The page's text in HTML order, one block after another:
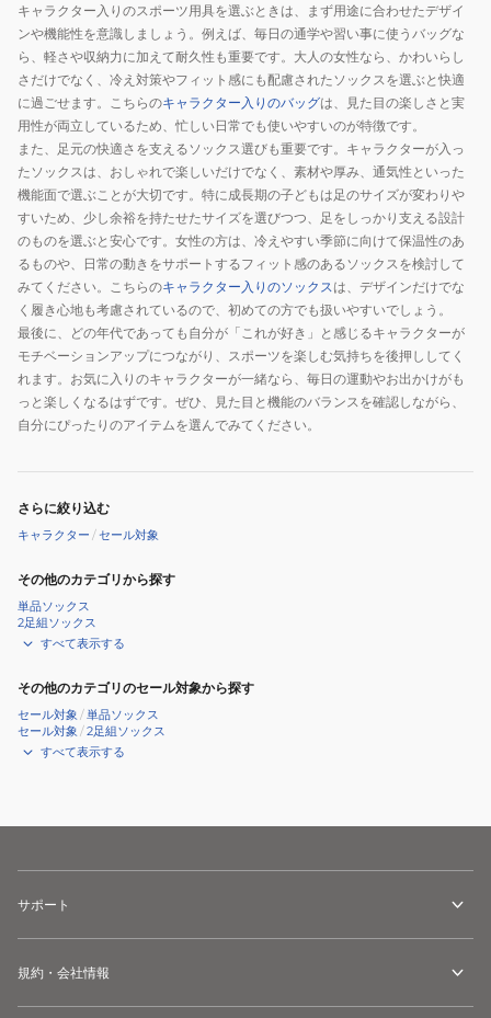
キャラクター入りのスポーツ用具を選ぶときは、まず用途に合わせたデザイ
ンや機能性を意識しましょう。例えば、毎日の通学や習い事に使うバッグな
ら、軽さや収納力に加えて耐久性も重要です。大人の女性なら、かわいらし
さだけでなく、冷え対策やフィット感にも配慮されたソックスを選ぶと快適
に過ごせます。こちらのキャラクター入りのバッグは、見た目の楽しさと実
用性が両立しているため、忙しい日常でも使いやすいのが特徴です。
また、足元の快適さを支えるソックス選びも重要です。キャラクターが入っ
たソックスは、おしゃれで楽しいだけでなく、素材や厚み、通気性といった
機能面で選ぶことが大切です。特に成長期の子どもは足のサイズが変わりや
すいため、少し余裕を持たせたサイズを選びつつ、足をしっかり支える設計
のものを選ぶと安心です。女性の方は、冷えやすい季節に向けて保温性のあ
るものや、日常の動きをサポートするフィット感のあるソックスを検討して
みてください。こちらのキャラクター入りのソックスは、デザインだけでな
く履き心地も考慮されているので、初めての方でも扱いやすいでしょう。
最後に、どの年代であっても自分が「これが好き」と感じるキャラクターが
モチベーションアップにつながり、スポーツを楽しむ気持ちを後押ししてく
れます。お気に入りのキャラクターが一緒なら、毎日の運動やお出かけがも
っと楽しくなるはずです。ぜひ、見た目と機能のバランスを確認しながら、
自分にぴったりのアイテムを選んでみてください。
さらに絞り込む
キャラクター /セール対象
その他のカテゴリから探す
単品ソックス
2足組ソックス
すべて表示する
その他のカテゴリのセール対象から探す
セール対象 /単品ソックス
セール対象 /2足組ソックス
すべて表示する
サポート
規約・会社情報